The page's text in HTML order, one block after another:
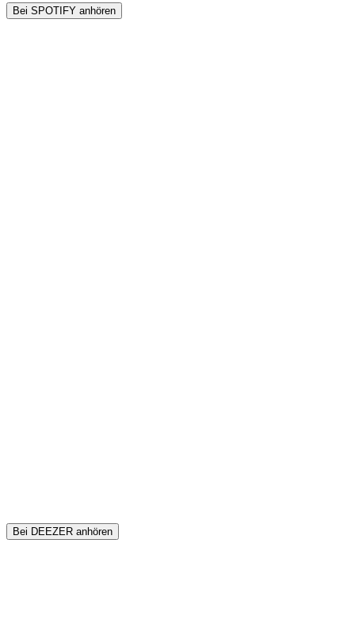
Bei SPOTIFY anhören
Bei DEEZER anhören